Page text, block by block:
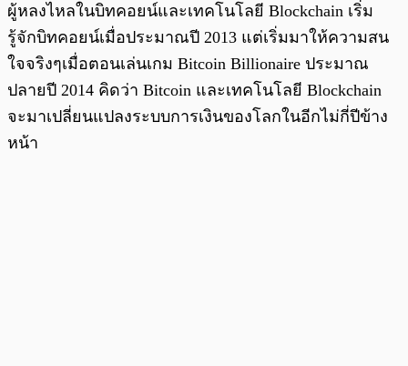
ผู้หลงไหลในบิทคอยน์และเทคโนโลยี Blockchain เริ่ม
รู้จักบิทคอยน์เมื่อประมาณปี 2013 แต่เริ่มมาให้ความสน
ใจจริงๆเมื่อตอนเล่นเกม Bitcoin Billionaire ประมาณ
ปลายปี 2014 คิดว่า Bitcoin และเทคโนโลยี Blockchain
จะมาเปลี่ยนแปลงระบบการเงินของโลกในอีกไม่กี่ปีข้าง
หน้า